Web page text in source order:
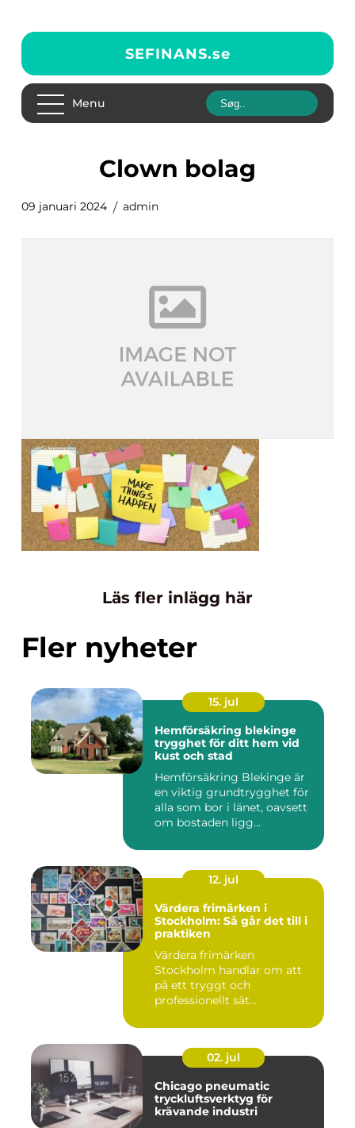
SEFINANS.se
Menu
clown bolag
09 januari 2024 admin
Läs fler inlägg här
Fler nyheter
15. jul
Hemförsäkring blekinge
trygghet för ditt hem vid
kust och stad
Hemförsäkring Blekinge är
en viktig grundtrygghet för
alla som bor i länet, oavsett
om bostaden ligg...
12. jul
Värdera frimärken i
Stockholm: Så går det till i
praktiken
Värdera frimärken
Stockholm handlar om att
på ett tryggt och
professionellt sät...
02. jul
Chicago pneumatic
tryckluftsverktyg för
krävande industri